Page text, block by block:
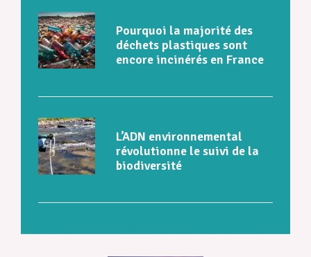
Pourquoi la majorité des
déchets plastiques sont
encore incinérés en France
L’ADN environnemental
révolutionne le suivi de la
biodiversité